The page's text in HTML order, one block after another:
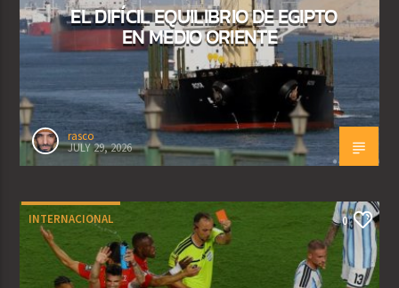
EL DIFÍCIL EQUILIBRIO DE EGIPTO
EN MEDIO ORIENTE
rasco
JULY 29, 2026
INTERNACIONAL 0